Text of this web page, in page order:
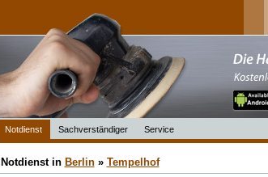
Notdienst Sachverständiger Service
Notdienst in Berlin» Tempelhof